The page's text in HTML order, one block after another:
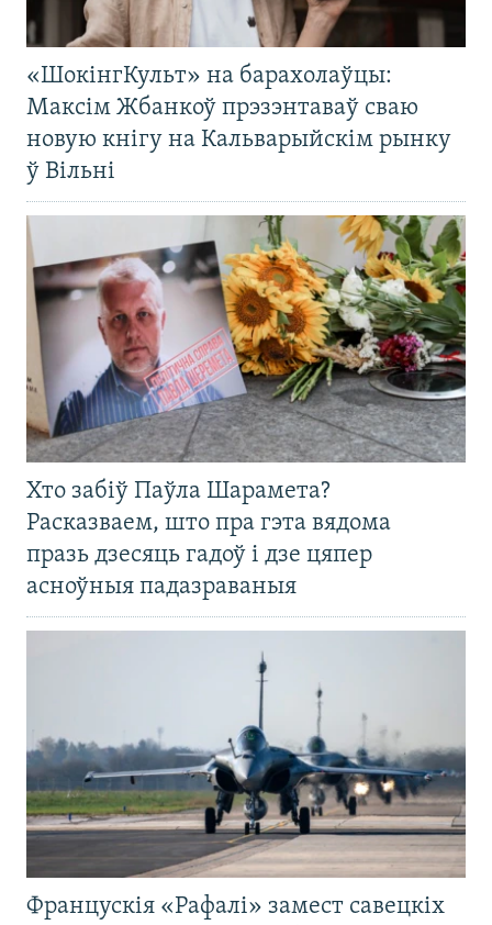
«ШокінгКульт» на барахолаўцы:
Максім Жбанкоў прэзэнтаваў сваю
новую кнігу на Кальварыйскім рынку
ў Вільні
Хто забіў Паўла Шарамета?
Расказваем, што пра гэта вядома
празь дзесяць гадоў і дзе цяпер
асноўныя падазраваныя
Францускія «Рафалі» замест савецкіх